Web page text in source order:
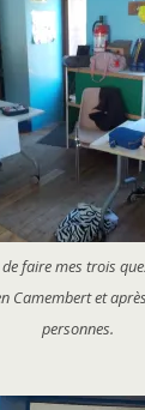
de faire mes trois
Camembert et
personnes.